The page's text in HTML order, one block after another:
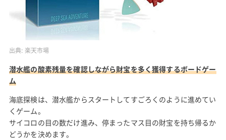
出典: 楽天市場
潜水艦の酸素残量を確認しながら財宝を多く獲得するボードゲー
ム
海底探検は、潜水艦からスタートしてすごろくのように進めてい
くゲーム。
サイコロの目の数だけ進み、停まったマス目の財宝を持ち帰るか
どうかを決めます。